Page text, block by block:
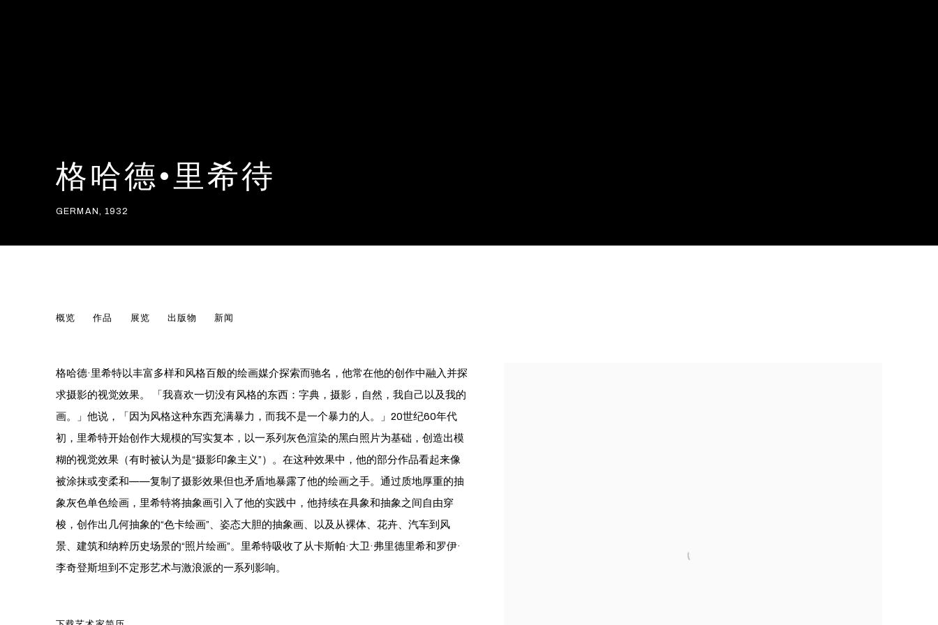
格哈德•里希待
GERMAN, 1932
格哈德•里希待 GERMAN,1932
概览 作品 展览 出版物 新闻
格哈德·里希特以丰富多样和风格百般的绘画媒介探索而驰名，他常在他的创作中融入并探
求摄影的视觉效果。 「我喜欢一切没有风格的东西：字典，摄影，自然，我自己以及我的
画。」他说，「因为风格这种东西充满暴力，而我不是一个暴力的人。」20世纪60年代
初，里希特开始创作大规模的写实复本，以一系列灰色渲染的黑白照片为基础，创造出模
糊的视觉效果（有时被认为是“摄影印象主义”）。在这种效果中，他的部分作品看起来像
被涂抹或变柔和——复制了摄影效果但也矛盾地暴露了他的绘画之手。通过质地厚重的抽
象灰色单色绘画，里希特将抽象画引入了他的实践中，他持续在具象和抽象之间自由穿
梭，创作出几何抽象的“色卡绘画”、姿态大胆的抽象画、以及从裸体、花卉、汽车到风
景、建筑和纳粹历史场景的“照片绘画”。里希特吸收了从卡斯帕·大卫·弗里德里希和罗伊·
李奇登斯坦到不定形艺术与激浪派的一系列影响。